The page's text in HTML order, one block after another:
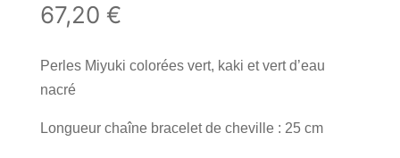
67,20 €
Perles Miyuki colorées vert, kaki et vert d’eau
nacré
Longueur chaîne bracelet de cheville : 25 cm